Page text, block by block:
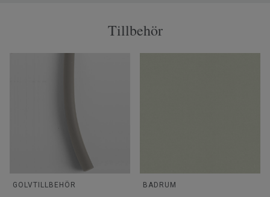
Tillbehör
GOLVTILLBEHÖR BADRUM